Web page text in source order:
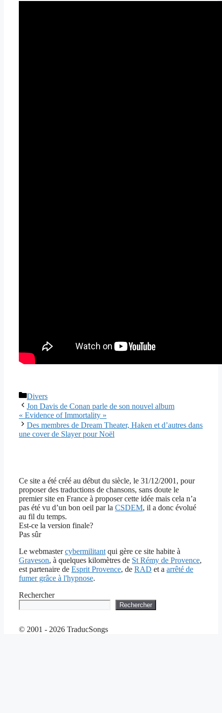
Catégories
Divers
Jon Davis de Conan parle de son nouvel album
« Evidence of Immortality »
Des membres de Dream Theater, Haken et d’autres dans
une cover de Slayer pour Noël
Ce site a été créé au début du siècle, le 31/12/2001, pour
proposer des traductions de chansons, sans doute le
premier site en France à proposer cette idée mais cela n’a
pas été vu d’un bon oeil par la CSDEM, il a donc évolué
au fil du temps.
Est-ce la version finale?
Pas sûr
Le webmastercybermilitant qui gère ce site habite à
Graveson, à quelques kilomètres de St Rémy de Provence,
est partenaire de Esprit Provence, de RAD et a arrêté de
fumer grâce à l'hypnose.
Rechercher
Rechercher
© 2001 - 2026 TraducSongs